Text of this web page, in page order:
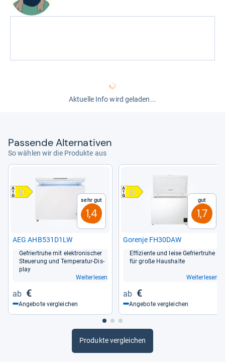
Aktuelle Info wird geladen...
Pas­sende Alter­na­ti­ven
So wählen wir die Produkte aus
Sehr gut
1,4
AEG AHB531D1LW
Gefrier­truhe mit elek­tro­ni­scher
Steue­rung und Tem­pe­ra­tur-​Dis­
play
Weiterlesen
€
Angebote vergleichen
Gut
1,7
Gorenje FH30DAW
Effi­zi­ente und leise Gefrier­truhe
für große Haus­halte
Weiterlesen
€
Angebote vergleichen
Produkte vergleichen